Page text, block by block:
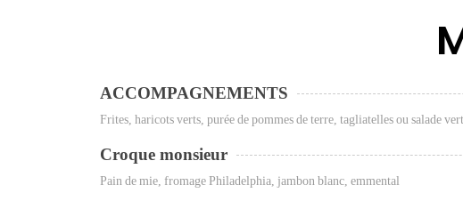
ACCOMPAGNEMENTS
Frites, haricots verts, purée de pommes de terre, tagliatelles ou salade
Croque monsieur
Pain de mie, fromage Philadelphia, jambon blanc, emmental